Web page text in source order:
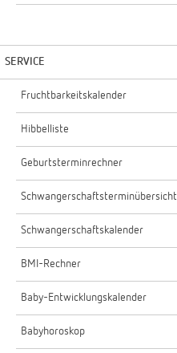
SERVICE
Fruchtbarkeitskalender
Hibbelliste
Geburtsterminrechner
Schwangerschaftsterminübersicht
Schwangerschaftskalender
BMI-Rechner
Baby-Entwicklungskalender
Babyhoroskop